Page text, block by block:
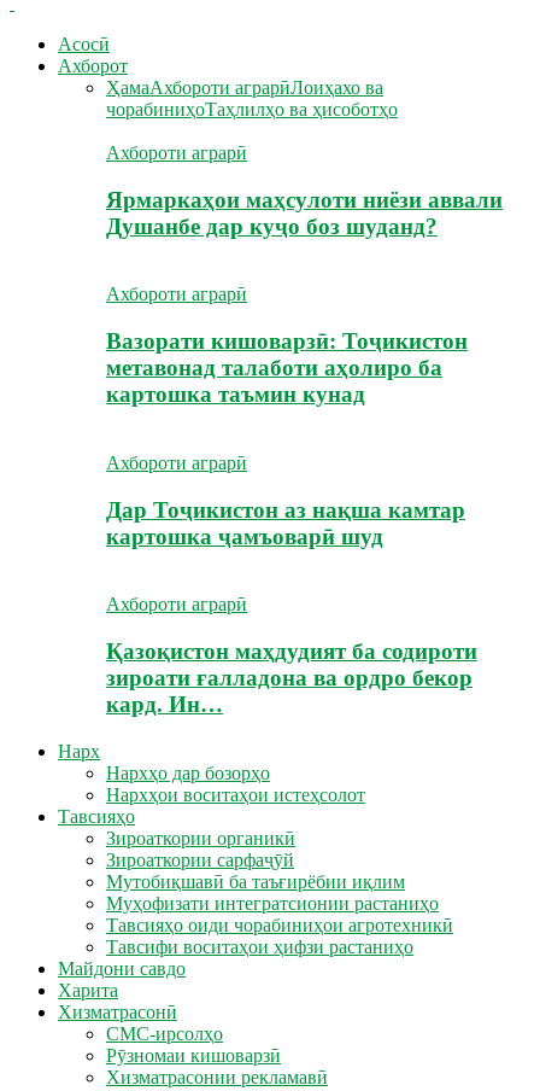
Асосӣ
Ахборот
ҲамаАхбороти аграрӣЛоиҳахо ва
чорабиниҳоТаҳлилҳо ва ҳисоботҳо
Ахбороти аграрӣ
Ярмаркаҳои маҳсулоти ниёзи аввали
Душанбе дар куҷо боз шуданд?
Ахбороти аграрӣ
Вазорати кишоварзӣ: Тоҷикистон
метавонад талаботи аҳолиро ба
картошка таъмин кунад
Ахбороти аграрӣ
Дар Тоҷикистон аз нақша камтар
картошка ҷамъоварӣ шуд
Ахбороти аграрӣ
Қазоқистон маҳдудият ба содироти
зироати ғалладона ва ордро бекор
кард. Ин…
Нарх
Нархҳо дар бозорҳо
Нархҳои воситаҳои истеҳсолот
Тавсияҳо
Зироаткории органикӣ
Зироаткории сарфаҷӯй
Мутобиқшавӣ ба таъғирёбии иқлим
Муҳофизати интегратсионии растаниҳо
Тавсияҳо оиди чорабиниҳои агротехникӣ
Тавсифи воситаҳои ҳифзи растаниҳо
Майдони савдо
Харита
Хизматрасонӣ
СМС-ирсолҳо
Рӯзномаи кишоварзӣ
Хизматрасонии рекламавӣ